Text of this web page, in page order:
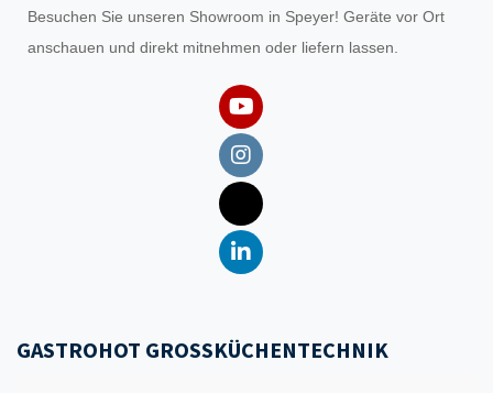
Besuchen Sie unseren Showroom in Speyer! Geräte vor Ort
anschauen und direkt mitnehmen oder liefern lassen.
GASTROHOT GROSSKÜCHENTECHNIK